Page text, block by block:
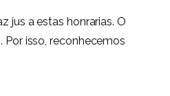
jus a estas honrarias. O
isso, reconhecemos